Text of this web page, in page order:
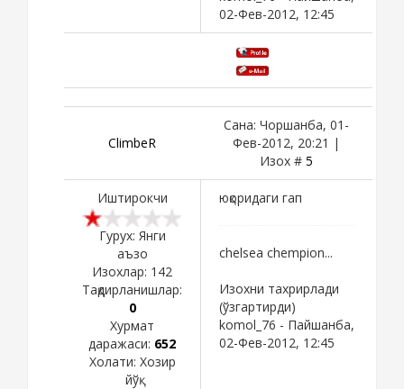
02-Фев-2012, 12:45
ClimbeR
Сана: Чоршанба, 01-
Фев-2012, 20:21 |
Изох # 5
Иштирокчи
Гурух: Янги
аъзо
Изохлар: 142
Тақдирланишлар:
0
Хурмат
даражаси: 652
Холати: Хозир
йўқ
юқоридаги гап
chelsea chempion...
Изохни тахрирлади
(ўзгартирди)
komol_76 - Пайшанба,
02-Фев-2012, 12:45